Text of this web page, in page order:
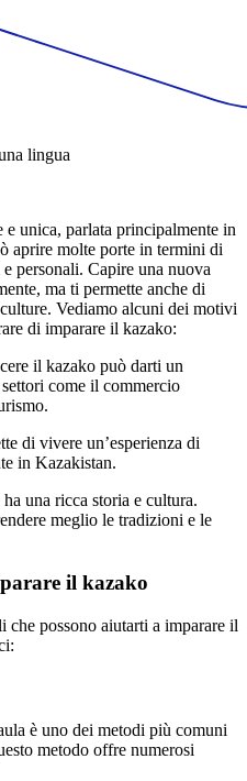
lingua
e unica, parlata principalmente in
aprire molte porte in termini di
personali. Capire una nuova
ma ti permette anche di
Vediamo alcuni dei motivi
di imparare il kazako:
il kazako può darti un
come il commercio
di vivere un’esperienza di
in Kazakistan.
una ricca storia e cultura.
meglio le tradizioni e le
il kazako
possono aiutarti a imparare il
è uno dei metodi più comuni
metodo offre numerosi